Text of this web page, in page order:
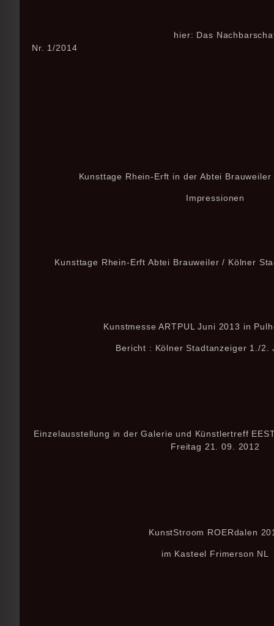
hier: Das
Nr. 1/2014
Kunsttage Rhein-Erft in der Abtei
Impressionen
Kunsttage Rhein-Erft Abtei Brauweiler / Kölner
Kunstmesse ARTPUL Juni 2013 in
Bericht : Kölner Stadtanzeiger 1./2.
Einzelausstellung in der Galerie und Künstlertreff
Freitag 21. 09. 2012
KunstStroom ROERdalen
im Kasteel Frimerson NL